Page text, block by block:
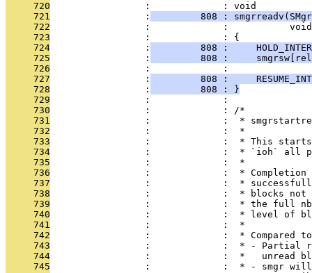
     720
                 :             : void
     721
                 :
808 :
     722
:             :
     723
                 :             : {
     724
                 :
808 :
     725
                 :
808 :
     726
:             :
     727
                 :
808 :
     728
                 :
         808 : }
     729
                 :             :
     730
                 :             : /*
     731
:             :  *
     732
                 :             :  *
     733
:             :  * This
     734
:             :  * `ioh` all
     735
                 :             :  *
     736
:             :  *
     737
:             :  *
     738
:             :  * blocks
     739
:             :  * the full
     740
:             :  * level of
     741
                 :             :  *
     742
:             :  * Compared
     743
:             :  * - Partial
     744
:             :  *   unread
     745
:             :  * - smgr